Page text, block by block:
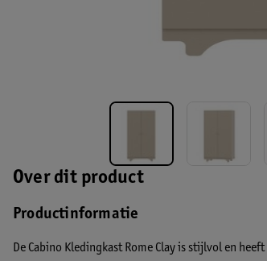
Over dit product
Productinformatie
De Cabino Kledingkast Rome Clay is stijlvol en